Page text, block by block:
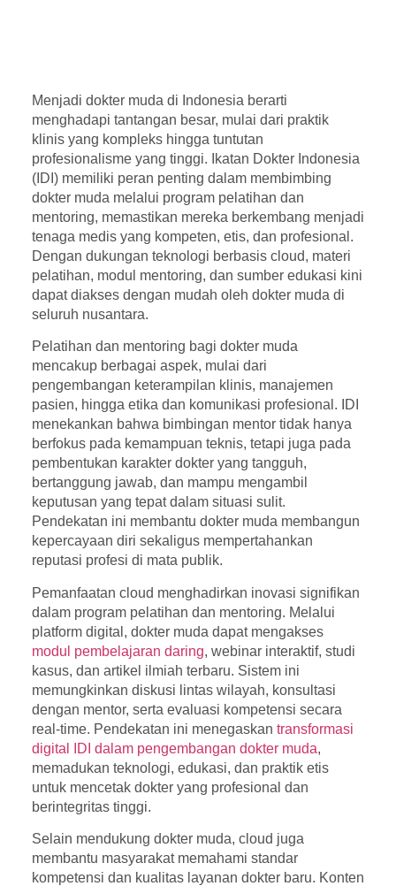
Menjadi dokter muda di Indonesia berarti
menghadapi tantangan besar, mulai dari praktik
klinis yang kompleks hingga tuntutan
profesionalisme yang tinggi. Ikatan Dokter Indonesia
(IDI) memiliki peran penting dalam membimbing
dokter muda melalui program pelatihan dan
mentoring, memastikan mereka berkembang menjadi
tenaga medis yang kompeten, etis, dan profesional.
Dengan dukungan teknologi berbasis cloud, materi
pelatihan, modul mentoring, dan sumber edukasi kini
dapat diakses dengan mudah oleh dokter muda di
seluruh nusantara.
Pelatihan dan mentoring bagi dokter muda
mencakup berbagai aspek, mulai dari
pengembangan keterampilan klinis, manajemen
pasien, hingga etika dan komunikasi profesional. IDI
menekankan bahwa bimbingan mentor tidak hanya
berfokus pada kemampuan teknis, tetapi juga pada
pembentukan karakter dokter yang tangguh,
bertanggung jawab, dan mampu mengambil
keputusan yang tepat dalam situasi sulit.
Pendekatan ini membantu dokter muda membangun
kepercayaan diri sekaligus mempertahankan
reputasi profesi di mata publik.
Pemanfaatan cloud menghadirkan inovasi signifikan
dalam program pelatihan dan mentoring. Melalui
platform digital, dokter muda dapat mengakses
modul pembelajaran daring, webinar interaktif, studi
kasus, dan artikel ilmiah terbaru. Sistem ini
memungkinkan diskusi lintas wilayah, konsultasi
dengan mentor, serta evaluasi kompetensi secara
real-time. Pendekatan ini menegaskan transformasi
digital IDI dalam pengembangan dokter muda,
memadukan teknologi, edukasi, dan praktik etis
untuk mencetak dokter yang profesional dan
berintegritas tinggi.
Selain mendukung dokter muda, cloud juga
membantu masyarakat memahami standar
kompetensi dan kualitas layanan dokter baru. Konten